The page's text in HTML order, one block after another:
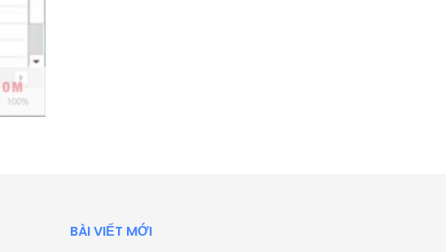
BÀI VIẾT MỚI